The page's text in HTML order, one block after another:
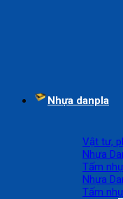
Nhựa danpla
Vật tư,
Nhựa
Tấm
Nhựa
Tấm